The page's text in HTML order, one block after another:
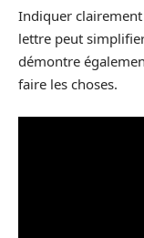
Indiquer
lettre peut
démontre
faire les choses.